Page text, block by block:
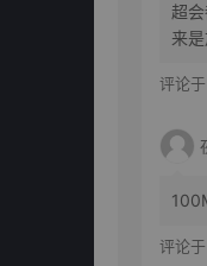
超
来
评论于
评论于